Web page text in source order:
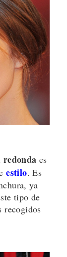
redonda es
estilo. Es
ya
tipo de
recogidos